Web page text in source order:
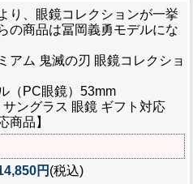
BLOG
概要
ーション
り、眼鏡コレクションが一挙
の商品は冨岡義勇モデルにな
アム 鬼滅の刃 眼鏡コレクショ
（PC眼鏡）53mm
サングラス 眼鏡 ギフト対応
商品】
円 (税込)